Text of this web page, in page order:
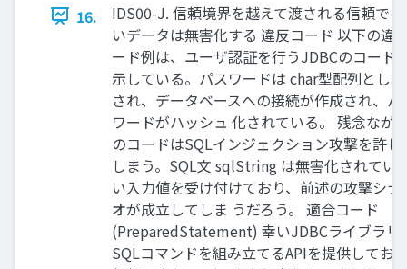
16.
IDS00-J. 信頼境界を越えて渡される信頼で
いデータは無害化する 違反コード 以下の違
ード例は、ユーザ認証を行うJDBCのコード
示している。パスワードは char型配列とし
され、データベースへの接続が作成され、パ
ワードがハッシュ 化されている。 残念なが
のコードはSQLインジェクション攻撃を許し
しまう。SQL文 sqlString は無害化されてい
い入力値を受け付けており、前述の攻撃シナ
オが成立してしま うだろう。 適合コード
(PreparedStatement) 幸いJDBCライブラリ
SQLコマンドを組み立てるAPIを提供してお